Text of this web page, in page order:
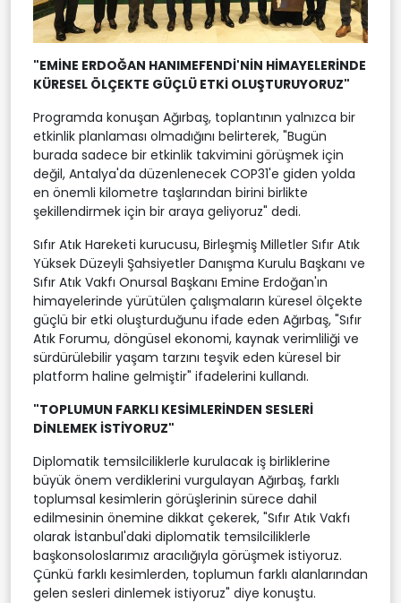
"EMİNE ERDOĞAN HANIMEFENDİ'NİN HİMAYELERİNDE
KÜRESEL ÖLÇEKTE GÜÇLÜ ETKİ OLUŞTURUYORUZ"
Programda konuşan Ağırbaş, toplantının yalnızca bir
etkinlik planlaması olmadığını belirterek, "Bugün
burada sadece bir etkinlik takvimini görüşmek için
değil, Antalya'da düzenlenecek COP31'e giden yolda
en önemli kilometre taşlarından birini birlikte
şekillendirmek için bir araya geliyoruz" dedi.
Sıfır Atık Hareketi kurucusu, Birleşmiş Milletler Sıfır Atık
Yüksek Düzeyli Şahsiyetler Danışma Kurulu Başkanı ve
Sıfır Atık Vakfı Onursal Başkanı Emine Erdoğan'ın
himayelerinde yürütülen çalışmaların küresel ölçekte
güçlü bir etki oluşturduğunu ifade eden Ağırbaş, "Sıfır
Atık Forumu, döngüsel ekonomi, kaynak verimliliği ve
sürdürülebilir yaşam tarzını teşvik eden küresel bir
platform haline gelmiştir" ifadelerini kullandı.
"TOPLUMUN FARKLI KESİMLERİNDEN SESLERİ
DİNLEMEK İSTİYORUZ"
Diplomatik temsilciliklerle kurulacak iş birliklerine
büyük önem verdiklerini vurgulayan Ağırbaş, farklı
toplumsal kesimlerin görüşlerinin sürece dahil
edilmesinin önemine dikkat çekerek, "Sıfır Atık Vakfı
olarak İstanbul'daki diplomatik temsilciliklerle
başkonsoloslarımız aracılığıyla görüşmek istiyoruz.
Çünkü farklı kesimlerden, toplumun farklı alanlarından
gelen sesleri dinlemek istiyoruz" diye konuştu.